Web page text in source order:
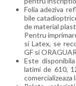
Folia adeziva
bile
de material
Pentru
si Latex, se
GF si
Este
latimi de 610,
comercializeaza